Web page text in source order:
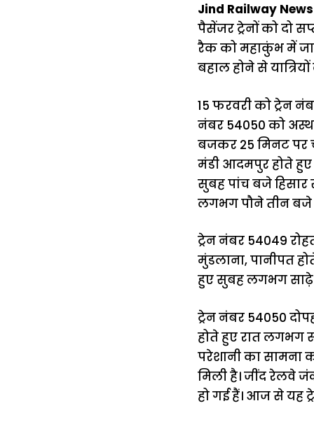
Jind Railway
पैसेंजर ट्रेनों को दो
रैक को महाकुंभ में जाने
बहाल होने से
15 फरवरी को ट्रेन
नंबर 54050 को
बजकर 25 मिनट पर
मंडी आदमपुर होते हुए
सुबह पांच बजे हिसार
लगभग पौने तीन बजे
ट्रेन नंबर 54049
मुंडलाना, पानीपत
हुए सुबह लगभग साढ़े
ट्रेन नंबर 54050
होते हुए रात लगभग
परेशानी का सामना
मिली है। जींद रेलवे
हो गई हैं। आज से यह